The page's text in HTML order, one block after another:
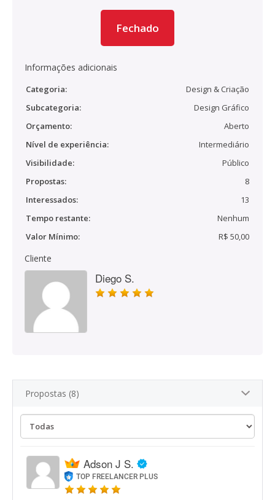
Fechado
Informações adicionais
Categoria:
Design & Criação
Subcategoria:
Design Gráfico
Orçamento:
Aberto
Nível de experiência:
Intermediário
Visibilidade:
Público
Propostas:
8
Interessados:
13
Tempo restante:
Nenhum
Valor Mínimo:
R$ 50,00
Cliente
Diego S.
Propostas (8)
Adson J S.
TOP FREELANCER PLUS